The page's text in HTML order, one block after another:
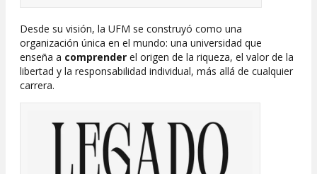
Desde su visión, la UFM se construyó como una
organización única en el mundo: una universidad que
enseña a comprender el origen de la riqueza, el valor de la
libertad y la responsabilidad individual, más allá de cualquier
carrera.